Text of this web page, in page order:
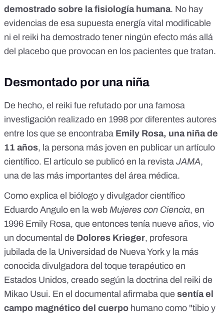
demostrado sobre la fisiología humana. No hay
evidencias de esa supuesta energía vital modificable
ni el reiki ha demostrado tener ningún efecto más allá
del placebo que provocan en los pacientes que tratan.
Desmontado por una niña
De hecho, el reiki fue refutado por una famosa
investigación realizado en 1998 por diferentes autores
entre los que se encontraba Emily Rosa, una niña de
11 años, la persona más joven en publicar un artículo
científico. El artículo se publicó en la revista JAMA,
una de las más importantes del área médica.
Como explica el biólogo y divulgador científico
Eduardo Angulo en la web Mujeres con Ciencia, en
1996 Emily Rosa, que entonces tenía nueve años, vio
un documental de Dolores Krieger, profesora
jubilada de la Universidad de Nueva Yorky la más
conocida divulgadora del toque terapéutico en
Estados Unidos, creado según la doctrina del reiki de
Mikao Usui. En el documental afirmaba que sentía el
campo magnético del cuerpo humano como "tibio y